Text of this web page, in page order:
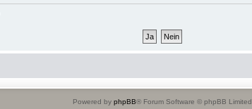
Powered by phpBB® Forum Software © phpBB Limited